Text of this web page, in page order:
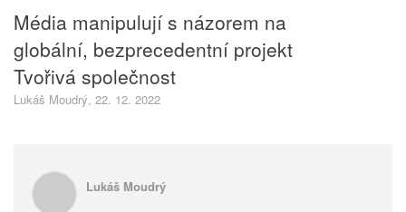
Média manipulují s názorem na
globální, bezprecedentní projekt
Tvořivá společnost
Lukáš Moudrý, 22. 12. 2022
Lukáš Moudrý